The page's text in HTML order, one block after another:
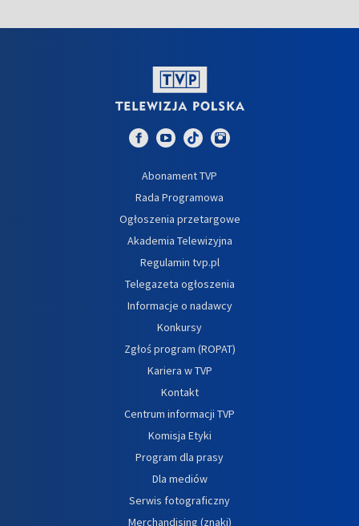
Abonament TVP
Rada Programowa
Ogłoszenia przetargowe
Akademia Telewizyjna
Regulamin tvp.pl
Telegazeta ogłoszenia
Informacje o nadawcy
Konkursy
Zgłoś program (ROPAT)
Kariera w TVP
Kontakt
Centrum informacji TVP
Komisja Etyki
Program dla prasy
Dla mediów
Serwis fotograficzny
Merchandising (znaki)